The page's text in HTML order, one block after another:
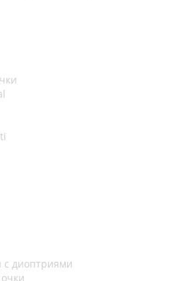
диоптриями